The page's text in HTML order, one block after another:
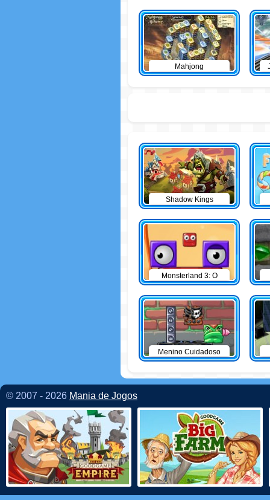
Mahjong
Shadow Kings
Monsterland 3: O
Retorno do Junior
Menino Cuidadoso
© 2007 - 2026 Mania de Jogos